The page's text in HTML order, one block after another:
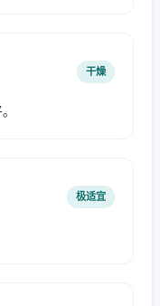
干燥
极适宜